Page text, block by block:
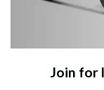
Join for